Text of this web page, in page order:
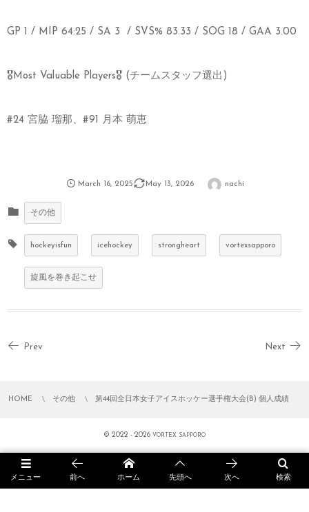
GP 1 / MIP 64:25 / SA 3 / SVS% 83.33 / SOG 18 / GAA 3.00
🎖️Most Valuable Players🎖️ (チームスタッフ選出)
#24 宮脇 瑠那、#91 月本 萌恵
March 16, 2025 May 13, 2026 nachi
その他
hockeyisfun icehockey strongheart vortexsapporo
旋風を巻き起こせ
Prev Next
HOME その他 第44回全日本女子アイスホッケー選手権大会(B) 個人成績
© 2022 - 2026 VORTEX SAPPORO
メニュー 検索
前へ ホーム 先頭へ 次へ